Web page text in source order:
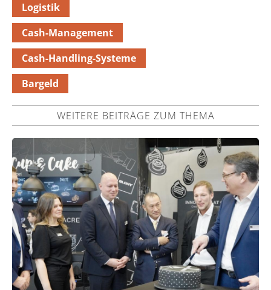
Logistik
Cash-Management
Cash-Handling-Systeme
Bargeld
WEITERE BEITRÄGE ZUM THEMA